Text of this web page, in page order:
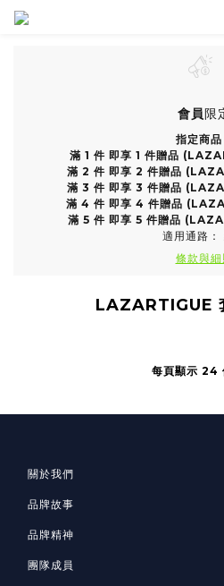
會員限
指定商品
滿 1 件 即享 1 件贈品
滿 2 件 即享 2 件贈品
滿 3 件 即享 3 件贈品
滿 4 件 即享 4 件贈品
滿 5 件 即享 5 件贈品
適用通路：
條款與細
LAZARTIGUE
每頁顯示 24
關於我們
品牌故事
品牌精神
團隊成員